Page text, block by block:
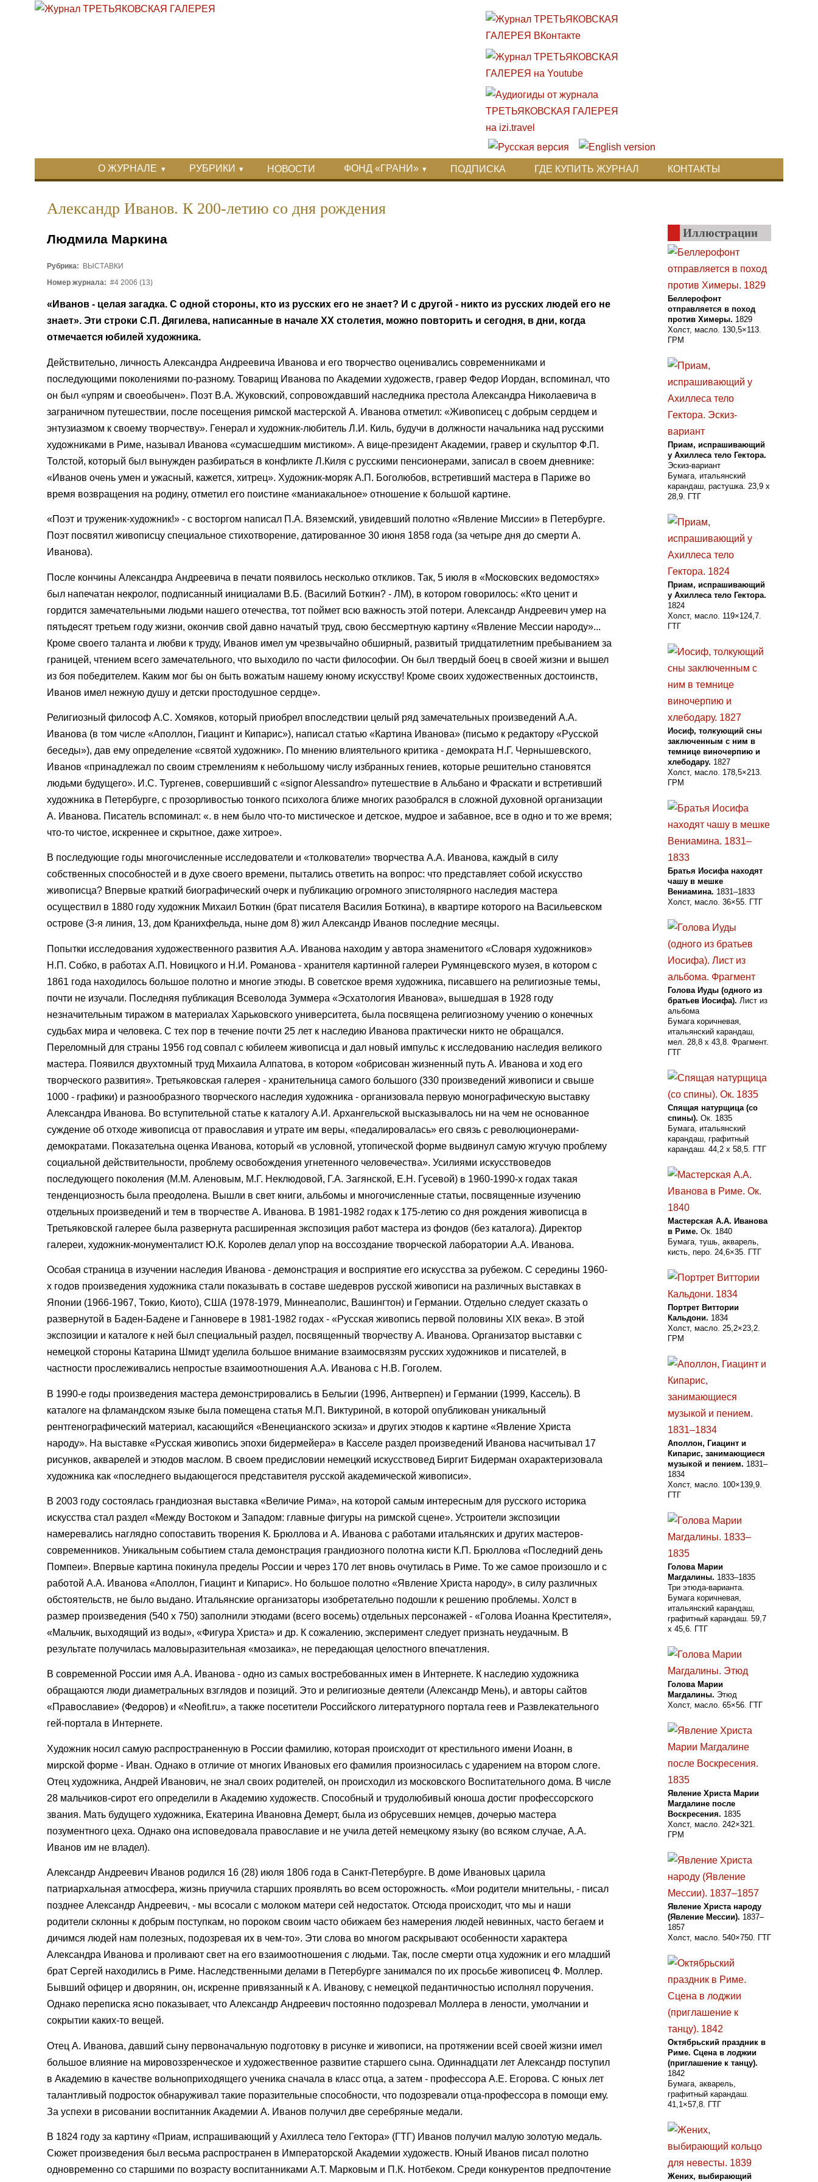
Перейти к основному содержанию
Skip to search
О ЖУРНАЛЕ РУБРИКИ НОВОСТИ ФОНД «ГРАНИ» ПОДПИСКА ГДЕ КУПИТЬ ЖУРНАЛ КОНТАКТЫ
Александр Иванов. К 200-летию со дня рождения
Людмила Маркина
Рубрика:
ВЫСТАВКИ
Номер журнала: #4 2006 (13)
«Иванов - целая загадка. С одной стороны, кто из русских его не знает? И с другой - никто из русских людей его не
знает». Эти строки С.П. Дягилева, написанные в начале XX столетия, можно повторить и сегодня, в дни, когда
отмечается юбилей художника.
Действительно, личность Александра Андреевича Иванова и его творчество оценивались современниками и
последующими поколениями по-разному. Товарищ Иванова по Академии художеств, гравер Федор Иордан, вспоминал, что
он был «упрям и своеобычен». Поэт В.А. Жуковский, сопровождавший наследника престола Александра Николаевича в
заграничном путешествии, после посещения римской мастерской А. Иванова отметил: «Живописец с добрым сердцем и
энтузиазмом к своему творчеству». Генерал и художник-любитель Л.И. Киль, будучи в должности начальника над русскими
художниками в Риме, называл Иванова «сумасшедшим мистиком». А вице-президент Академии, гравер и скульптор Ф.П.
Толстой, который был вынужден разбираться в конфликте Л.Киля с русскими пенсионерами, записал в своем дневнике:
«Иванов очень умен и ужасный, кажется, хитрец». Художник-моряк А.П. Боголюбов, встретивший мастера в Париже во
время возвращения на родину, отметил его поистине «маниакальное» отношение к большой картине.
«Поэт и труженик-художник!» - с восторгом написал П.А. Вяземский, увидевший полотно «Явление Миссии» в Петербурге.
Поэт посвятил живописцу специальное стихотворение, датированное 30 июня 1858 года (за четыре дня до смерти А.
Иванова).
После кончины Александра Андреевича в печати появилось несколько откликов. Так, 5 июля в «Московских ведомостях»
был напечатан некролог, подписанный инициалами В.Б. (Василий Боткин? - ЛМ), в котором говорилось: «Кто ценит и
гордится замечательными людьми нашего отечества, тот поймет всю важность этой потери. Александр Андреевич умер на
пятьдесят третьем году жизни, окончив свой давно начатый труд, свою бессмертную картину «Явление Мессии народу»...
Кроме своего таланта и любви к труду, Иванов имел ум чрезвычайно обширный, развитый тридцатилетним пребыванием за
границей, чтением всего замечательного, что выходило по части философии. Он был твердый боец в своей жизни и вышел
из боя победителем. Каким мог бы он быть вожатым нашему юному искусству! Кроме своих художественных достоинств,
Иванов имел нежную душу и детски простодушное сердце».
Религиозный философ А.С. Хомяков, который приобрел впоследствии целый ряд замечательных произведений А.А.
Иванова (в том числе «Аполлон, Гиацинт и Кипарис»), написал статью «Картина Иванова» (письмо к редактору «Русской
беседы»), дав ему определение «святой художник». По мнению влиятельного критика - демократа Н.Г. Чернышевского,
Иванов «принадлежал по своим стремлениям к небольшому числу избранных гениев, которые решительно становятся
людьми будущего». И.С. Тургенев, совершивший с «signor Alessandro» путешествие в Альбано и Фраскати и встретивший
художника в Петербурге, с прозорливостью тонкого психолога ближе многих разобрался в сложной духовной организации
А. Иванова. Писатель вспоминал: «. в нем было что-то мистическое и детское, мудрое и забавное, все в одно и то же время;
что-то чистое, искреннее и скрытное, даже хитрое».
В последующие годы многочисленные исследователи и «толкователи» творчества А.А. Иванова, каждый в силу
собственных способностей и в духе своего времени, пытались ответить на вопрос: что представляет собой искусство
живописца? Впервые краткий биографический очерк и публикацию огромного эпистолярного наследия мастера
осуществил в 1880 году художник Михаил Боткин (брат писателя Василия Боткина), в квартире которого на Васильевском
острове (3-я линия, 13, дом Кранихфельда, ныне дом 8) жил Александр Иванов последние месяцы.
Попытки исследования художественного развития А.А. Иванова находим у автора знаменитого «Словаря художников»
Н.П. Собко, в работах А.П. Новицкого и Н.И. Романова - хранителя картинной галереи Румянцевского музея, в котором с
1861 года находилось большое полотно и многие этюды. В советское время художника, писавшего на религиозные темы,
почти не изучали. Последняя публикация Всеволода Зуммера «Эсхатология Иванова», вышедшая в 1928 году
незначительным тиражом в материалах Харьковского университета, была посвящена религиозному учению о конечных
судьбах мира и человека. С тех пор в течение почти 25 лет к наследию Иванова практически никто не обращался.
Переломный для страны 1956 год совпал с юбилеем живописца и дал новый импульс к исследованию наследия великого
мастера. Появился двухтомный труд Михаила Алпатова, в котором «обрисован жизненный путь А. Иванова и ход его
творческого развития». Третьяковская галерея - хранительница самого большого (330 произведений живописи и свыше
1000 - графики) и разнообразного творческого наследия художника - организовала первую монографическую выставку
Александра Иванова. Во вступительной статье к каталогу А.И. Архангельской высказывалось ни на чем не основанное
суждение об отходе живописца от православия и утрате им веры, «педалировалась» его связь с революционерами-
демократами. Показательна оценка Иванова, который «в условной, утопической форме выдвинул самую жгучую проблему
социальной действительности, проблему освобождения угнетенного человечества». Усилиями искусствоведов
последующего поколения (М.М. Аленовым, М.Г. Неклюдовой, Г.А. Загянской, Е.Н. Гусевой) в 1960-1990-х годах такая
тенденциозность была преодолена. Вышли в свет книги, альбомы и многочисленные статьи, посвященные изучению
отдельных произведений и тем в творчестве А. Иванова. В 1981-1982 годах к 175-летию со дня рождения живописца в
Третьяковской галерее была развернута расширенная экспозиция работ мастера из фондов (без каталога). Директор
галереи, художник-монументалист Ю.К. Королев делал упор на воссоздание творческой лаборатории А.А. Иванова.
Особая страница в изучении наследия Иванова - демонстрация и восприятие его искусства за рубежом. С середины 1960-
х годов произведения художника стали показывать в составе шедевров русской живописи на различных выставках в
Японии (1966-1967, Токио, Киото), США (1978-1979, Миннеаполис, Вашингтон) и Германии. Отдельно следует сказать о
развернутой в Баден-Бадене и Ганновере в 1981-1982 годах - «Русская живопись первой половины XIX века». В этой
экспозиции и каталоге к ней был специальный раздел, посвященный творчеству А. Иванова. Организатор выставки с
немецкой стороны Катарина Шмидт уделила большое внимание взаимосвязям русских художников и писателей, в
частности прослеживались непростые взаимоотношения А.А. Иванова с Н.В. Гоголем.
В 1990-е годы произведения мастера демонстрировались в Бельгии (1996, Антверпен) и Германии (1999, Кассель). В
каталоге на фламандском языке была помещена статья М.П. Виктуриной, в которой опубликован уникальный
рентгенографический материал, касающийся «Венецианского эскиза» и других этюдов к картине «Явление Христа
народу». На выставке «Русская живопись эпохи бидермейера» в Касселе раздел произведений Иванова насчитывал 17
рисунков, акварелей и этюдов маслом. В своем предисловии немецкий искусствовед Биргит Бидерман охарактеризовала
художника как «последнего выдающегося представителя русской академической живописи».
В 2003 году состоялась грандиозная выставка «Величие Рима», на которой самым интересным для русского историка
искусства стал раздел «Между Востоком и Западом: главные фигуры на римской сцене». Устроители экспозиции
намеревались наглядно сопоставить творения К. Брюллова и А. Иванова с работами итальянских и других мастеров-
современников. Уникальным событием стала демонстрация грандиозного полотна кисти К.П. Брюллова «Последний день
Помпеи». Впервые картина покинула пределы России и через 170 лет вновь очутилась в Риме. То же самое произошло и с
работой А.А. Иванова «Аполлон, Гиацинт и Кипарис». Но большое полотно «Явление Христа народу», в силу различных
обстоятельств, не было выдано. Итальянские организаторы изобретательно подошли к решению проблемы. Холст в
размер произведения (540 х 750) заполнили этюдами (всего восемь) отдельных персонажей - «Голова Иоанна Крестителя»,
«Мальчик, выходящий из воды», «Фигура Христа» и др. К сожалению, эксперимент следует признать неудачным. В
результате получилась маловыразительная «мозаика», не передающая целостного впечатления.
В современной России имя А.А. Иванова - одно из самых востребованных имен в Интернете. К наследию художника
обращаются люди диаметральных взглядов и позиций. Это и религиозные деятели (Александр Мень), и авторы сайтов
«Православие» (Федоров) и «Neofit.ru», а также посетители Российского литературного портала геев и Развлекательного
гей-портала в Интернете.
Художник носил самую распространенную в России фамилию, которая происходит от крестильного имени Иоанн, в
мирской форме - Иван. Однако в отличие от многих Ивановых его фамилия произносилась с ударением на втором слоге.
Отец художника, Андрей Иванович, не знал своих родителей, он происходил из московского Воспитательного дома. В числе
28 мальчиков-сирот его определили в Академию художеств. Способный и трудолюбивый юноша достиг профессорского
звания. Мать будущего художника, Екатерина Ивановна Демерт, была из обрусевших немцев, дочерью мастера
позументного цеха. Однако она исповедовала православие и не учила детей немецкому языку (во всяком случае, А.А.
Иванов им не владел).
Александр Андреевич Иванов родился 16 (28) июля 1806 года в Санкт-Петербурге. В доме Ивановых царила
патриархальная атмосфера, жизнь приучила старших проявлять во всем осторожность. «Мои родители мнительны, - писал
позднее Александр Андреевич, - мы всосали с молоком матери сей недостаток. Отсюда происходит, что мы и наши
родители склонны к добрым поступкам, но пороком своим часто обижаем без намерения людей невинных, часто бегаем и
дичимся людей нам полезных, подозревая их в чем-то». Эти слова во многом раскрывают особенности характера
Александра Иванова и проливают свет на его взаимоотношения с людьми. Так, после смерти отца художник и его младший
брат Сергей находились в Риме. Наследственными делами в Петербурге занимался по их просьбе живописец Ф. Моллер.
Бывший офицер и дворянин, он, искренне привязанный к А. Иванову, с немецкой педантичностью исполнял поручения.
Однако переписка ясно показывает, что Александр Андреевич постоянно подозревал Моллера в лености, умолчании и
сокрытии каких-то вещей.
Отец А. Иванова, давший сыну первоначальную подготовку в рисунке и живописи, на протяжении всей своей жизни имел
большое влияние на мировоззренческое и художественное развитие старшего сына. Одиннадцати лет Александр поступил
в Академию в качестве вольноприходящего ученика сначала в класс отца, а затем - профессора А.Е. Егорова. С юных лет
талантливый подросток обнаруживал такие поразительные способности, что подозревали отца-профессора в помощи ему.
За успехи в рисовании воспитанник Академии А. Иванов получил две серебряные медали.
В 1824 году за картину «Приам, испрашивающий у Ахиллеса тело Гектора» (ГТГ) Иванов получил малую золотую медаль.
Сюжет произведения был весьма распространен в Императорской Академии художеств. Юный Иванов писал полотно
одновременно со старшими по возрасту воспитанниками А.Т. Марковым и П.К. Нотбеком. Среди конкурентов предпочтение
Иллюстрации
Беллерофонт
отправляется в поход
против Химеры. 1829
Холст, масло. 130,5×113.
ГРМ
Приам, испрашивающий
у Ахиллеса тело Гектора.
Эскиз-вариант
Бумага, итальянский
карандаш, растушка. 23,9 х
28,9. ГТГ
Приам, испрашивающий
у Ахиллеса тело Гектора.
1824
Холст, масло. 119×124,7.
ГТГ
Иосиф, толкующий сны
заключенным с ним в
темнице виночерпию и
хлебодару. 1827
Холст, масло. 178,5×213.
ГРМ
Братья Иосифа находят
чашу в мешке
Вениамина. 1831–1833
Холст, масло. 36×55. ГТГ
Голова Иуды (одного из
братьев Иосифа). Лист из
альбома
Бумага коричневая,
итальянский карандаш,
мел. 28,8 х 43,8. Фрагмент.
ГТГ
Спящая натурщица (со
спины). Ок. 1835
Бумага, итальянский
карандаш, графитный
карандаш. 44,2 х 58,5. ГТГ
Мастерская А.А. Иванова
в Риме. Ок. 1840
Бумага, тушь, акварель,
кисть, перо. 24,6×35. ГТГ
Портрет Виттории
Кальдони. 1834
Холст, масло. 25,2×23,2.
ГРМ
Аполлон, Гиацинт и
Кипарис, занимающиеся
музыкой и пением. 1831–
1834
Холст, масло. 100×139,9.
ГТГ
Голова Марии
Магдалины. 1833–1835
Три этюда-варианта.
Бумага коричневая,
итальянский карандаш,
графитный карандаш. 59,7
х 45,6. ГТГ
Голова Марии
Магдалины. Этюд
Холст, масло. 65×56. ГТГ
Явление Христа Марии
Магдалине после
Воскресения. 1835
Холст, масло. 242×321.
ГРМ
Явление Христа народу
(Явление Мессии). 1837–
1857
Холст, масло. 540×750. ГТГ
Октябрьский праздник в
Риме. Сцена в лоджии
(приглашение к танцу).
1842
Бумага, акварель,
графитный карандаш.
41,1×57,8. ГТГ
Жених, выбирающий